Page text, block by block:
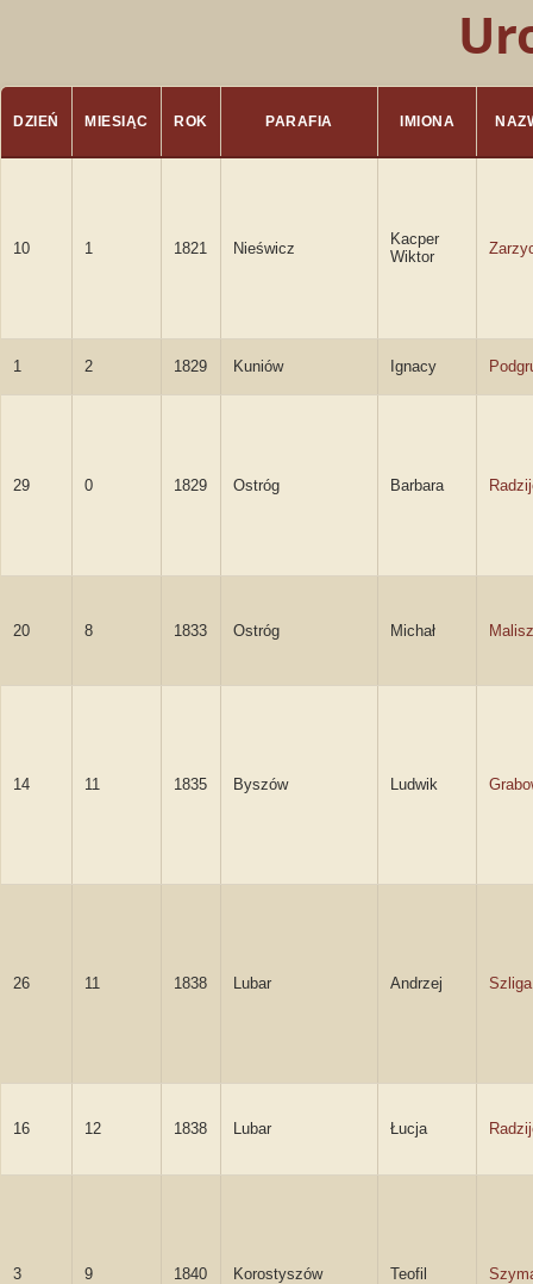
DZIEŃ MIESIĄC ROK PARAFIA IMIONA
10 1 1821 Nieświcz
Kacper
Wiktor
1 2 1829 Kuniów Ignacy
29 0 1829 Ostróg Barbara
20 8 1833 Ostróg Michał
14 11 1835 Byszów Ludwik
26 11 1838 Lubar Andrzej Szliga
16 12 1838 Lubar Łucja
3 9 1840 Korostyszów Teofil